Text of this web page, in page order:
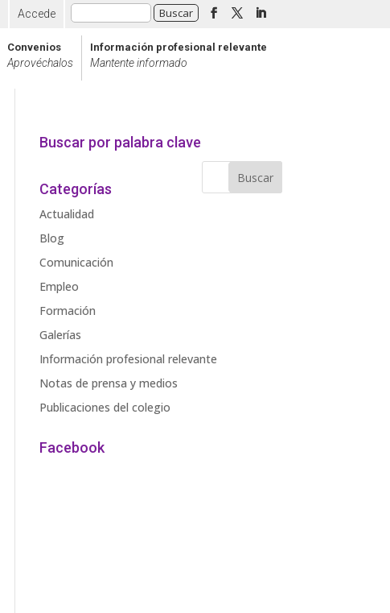
Accede
Convenios
Aprovéchalos
Información profesional relevante
Mantente informado
Buscar por palabra clave
Categorías
Actualidad
Blog
Comunicación
Empleo
Formación
Galerías
Información profesional relevante
Notas de prensa y medios
Publicaciones del colegio
Facebook